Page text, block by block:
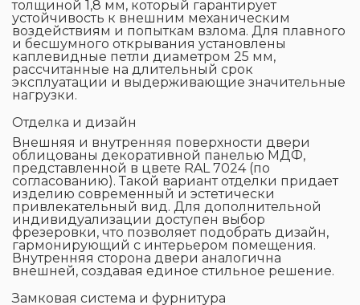
толщиной 1,8 мм, который гарантирует
устойчивость к внешним механическим
воздействиям и попыткам взлома. Для плавного
и бесшумного открывания установлены
каплевидные петли диаметром 25 мм,
рассчитанные на длительный срок
эксплуатации и выдерживающие значительные
нагрузки.
Отделка и дизайн
Внешняя и внутренняя поверхности двери
облицованы декоративной панелью МДФ,
представленной в цвете RAL 7024 (по
согласованию). Такой вариант отделки придает
изделию современный и эстетически
привлекательный вид. Для дополнительной
индивидуализации доступен выбор
фрезеровки, что позволяет подобрать дизайн,
гармонирующий с интерьером помещения.
Внутренняя сторона двери аналогична
внешней, создавая единое стильное решение.
Замковая система и фурнитура